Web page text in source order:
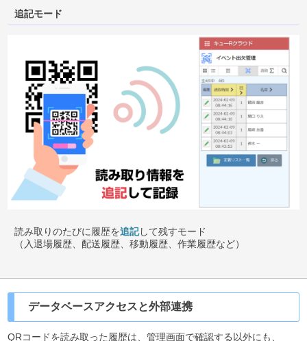
追記モード
読み取りのたびに履歴を追記して残すモード
（入退場履歴、配送履歴、移動履歴、作業履歴など）
データベースアクセスと外部連携
QRコードを読み取った履歴は、管理画面で確認する以外にも、